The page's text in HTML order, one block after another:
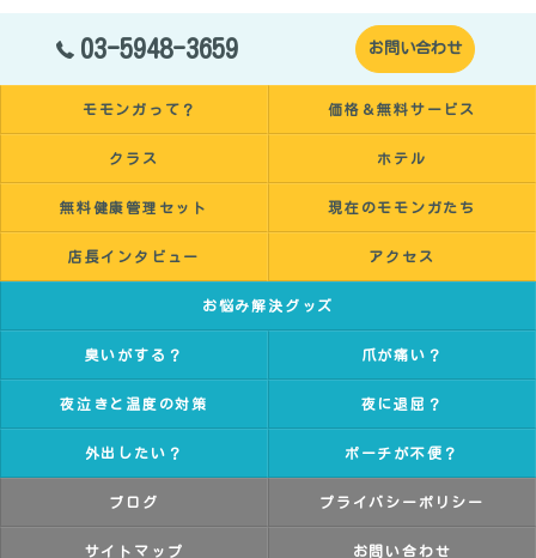
03-5948-3659 お問い合わせ
モモンガって？ 価格＆無料サービス
クラス ホテル
無料健康管理セット 現在のモモンガたち
店長インタビュー アクセス
お悩み解決グッズ
臭いがする？ 爪が痛い？
夜泣きと温度の対策 夜に退屈？
外出したい？ ポーチが不便？
ブログ プライバシーポリシー
サイトマップ お問い合わせ